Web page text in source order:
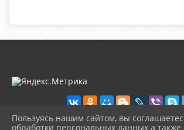
Пользуясь нашим сайтом, вы
обработки персональных данных а